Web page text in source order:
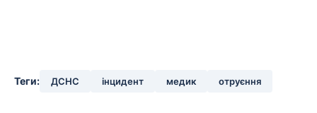
Теги: ДСНС інцидент медик отруєння